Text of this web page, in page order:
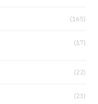
(165)
(17)
(22)
(23)